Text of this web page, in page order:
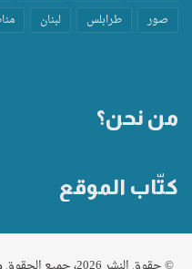
صور
طرابلس لبنان
من نحن؟
كتّاب الموقع